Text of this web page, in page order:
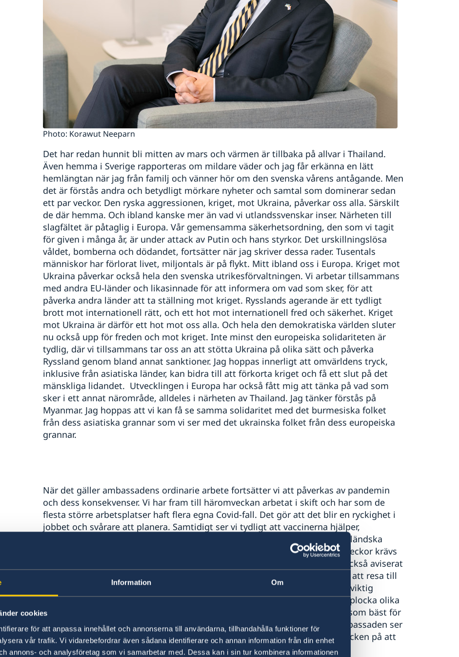
Information Om
cookies
för att anpassa innehållet och annonserna till användarna, tillhandahålla funktioner för
vår trafik. Vi vidarebefordrar även sådana identifierare och annan information från din enhet
annons- och analysföretag som vi samarbetar med. Dessa kan i sin tur kombinera informationen
Photo: Korawut Neeparn
Det har redan hunnit bli mitten av mars och värmen är tillbaka på allvar i Thailand.
Även hemma i Sverige rapporteras om mildare väder och jag får erkänna en lätt
hemlängtan när jag från familj och vänner hör om den svenska vårens antågande. Men
det är förstås andra och betydligt mörkare nyheter och samtal som dominerar sedan
ett par veckor. Den ryska aggressionen, kriget, mot Ukraina, påverkar oss alla. Särskilt
de där hemma. Och ibland kanske mer än vad vi utlandssvenskar inser. Närheten till
slagfältet är påtaglig i Europa. Vår gemensamma säkerhetsordning, den som vi tagit
för given i många år, är under attack av Putin och hans styrkor. Det urskillningslösa
våldet, bomberna och dödandet, fortsätter när jag skriver dessa rader. Tusentals
människor har förlorat livet, miljontals är på flykt. Mitt ibland oss i Europa. Kriget mot
Ukraina påverkar också hela den svenska utrikesförvaltningen. Vi arbetar tillsammans
med andra EU-länder och likasinnade för att informera om vad som sker, för att
påverka andra länder att ta ställning mot kriget. Rysslands agerande är ett tydligt
brott mot internationell rätt, och ett hot mot internationell fred och säkerhet. Kriget
mot Ukraina är därför ett hot mot oss alla. Och hela den demokratiska världen sluter
nu också upp för freden och mot kriget. Inte minst den europeiska solidariteten är
tydlig, där vi tillsammans tar oss an att stötta Ukraina på olika sätt och påverka
Ryssland genom bland annat sanktioner. Jag hoppas innerligt att omvärldens tryck,
inklusive från asiatiska länder, kan bidra till att förkorta kriget och få ett slut på det
mänskliga lidandet. Utvecklingen i Europa har också fått mig att tänka på vad som
sker i ett annat närområde, alldeles i närheten av Thailand. Jag tänker förstås på
Myanmar. Jag hoppas att vi kan få se samma solidaritet med det burmesiska folket
från dess asiatiska grannar som vi ser med det ukrainska folket från dess europeiska
grannar.
När det gäller ambassadens ordinarie arbete fortsätter vi att påverkas av pandemin
och dess konsekvenser. Vi har fram till häromveckan arbetat i skift och har som de
flesta större arbetsplatser haft flera egna Covid-fall. Det gör att det blir en ryckighet i
jobbet och svårare att planera. Samtidigt ser vi tydligt att vaccinerna hjälper,
sjukdomsförloppen blir lättare att hantera. Symptomen mildare. I det thailändska
samhället i stort ser vi också lättnader i olika restriktioner. Sedan ett par veckor krävs
det inte längre ett PCR-test på den femte dagen efter ankomst. Man har också aviserat
ytterligare lättnader från och med i sommar. Thailand blir därefter enklare att resa till
och vi räknar med att fler svenskar passar på att besöka landet. En annan viktig
besöksfråga gäller de thailändare som varje år kommer till Sverige för att plocka olika
bär i våra skogar och på våra myrar. Vår migrationssektion förbereder sig som bäst för
årets grupp och den tillståndshantering och annat som krävs varje år. Ambassaden ser
även en stor ökning av antalet viseringsansökningar vilket är ett tydligt tecken på att
resandet är på väg att ta fart igen även till Sverige.